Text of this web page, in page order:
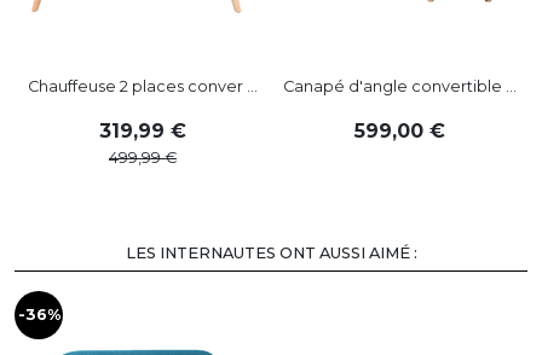
Chauffeuse 2 places conver ...
319,99
499,99
Canapé d'angle convertible ...
599,00
LES INTERNAUTES ONT AUSSI AIMÉ :
-36%